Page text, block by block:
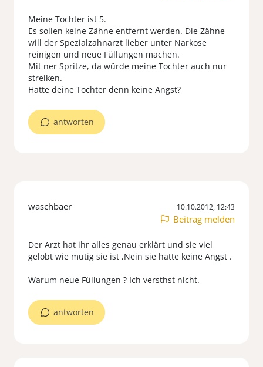
Meine Tochter ist 5.
Es sollen keine Zähne entfernt werden. Die Zähne
will der Spezialzahnarzt lieber unter Narkose
reinigen und neue Füllungen machen.
Mit ner Spritze, da würde meine Tochter auch nur
streiken.
Hatte deine Tochter denn keine Angst?
antworten
waschbaer 10.10.2012, 12:43
Beitrag melden
Der Arzt hat ihr alles genau erklärt und sie viel
gelobt wie mutig sie ist ,Nein sie hatte keine Angst .
Warum neue Füllungen ? Ich versthst nicht.
antworten